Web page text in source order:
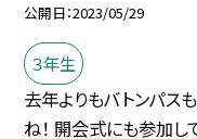
公開日 2023/05/29
３年生
去年よりもバトンパス
ね！ 開会式にも参加し